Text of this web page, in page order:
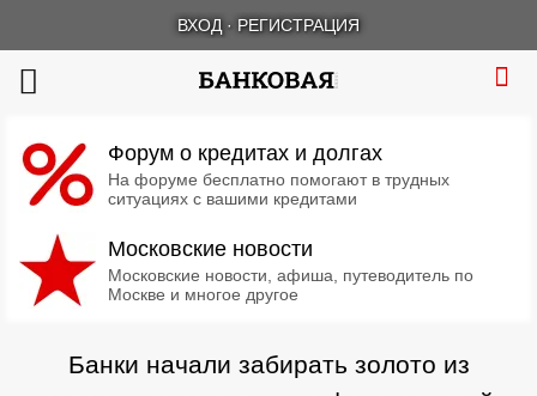
ВХОД · РЕГИСТРАЦИЯ
Форум о кредитах и долгах
На форуме бесплатно помогают в трудных
ситуациях с вашими кредитами
Московские новости
Московские новости, афиша, путеводитель по
Москве и многое другое
Банки начали забирать золото из